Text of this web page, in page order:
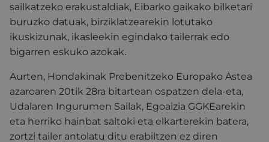
sailkatzeko erakustaldiak, Eibarko gaikako bilketari
buruzko datuak, birziklatzearekin lotutako
ikuskizunak, ikasleekin egindako tailerrak edo
bigarren eskuko azokak.
Aurten, Hondakinak Prebenitzeko Europako Astea
azaroaren 20tik 28ra bitartean ospatzen dela-eta,
Udalaren Ingurumen Sailak, Egoaizia GGKEarekin
eta herriko hainbat saltoki eta elkarterekin batera,
zortzi tailer antolatu ditu erabiltzen ez diren